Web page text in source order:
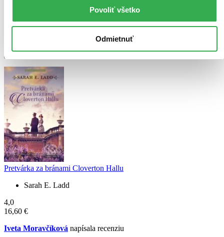
Povoliť všetko
Odmietnuť
Perfektná kniha ako predošlé od tejto autorky. Krásny pútavý dej
falošný u ktorých sa to preukáže až neskôr i o priznaný si pravdy
Čítať viac
Pretvárka za bránami Cloverton Hallu
Sarah E. Ladd
4,0
16,60 €
Iveta Moravčíková napísala recenziu